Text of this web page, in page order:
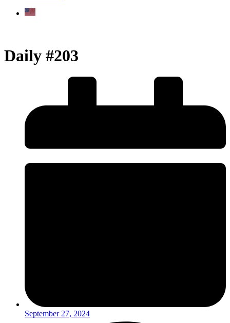
Daily #203
September 27, 2024